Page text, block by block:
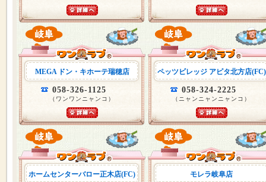
MEGA ドン・キホーテ瑞穂店
058-326-1125
（ワンワンニャンコ）
ペッツビレッジ アピタ北方店(FC)
058-324-2225
（ニャンニャンニャンコ）
ホームセンターバロー正木店(FC) モレラ岐阜店